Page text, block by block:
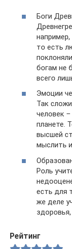
Боги
то есть
богам не
всего
Эмоции
Так
человек
планете.
высшей
мыслить
Роль
есть для
же деле
Рейтинг